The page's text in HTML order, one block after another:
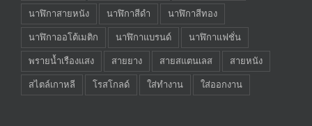
นาฬิกาสายหนัง
นาฬิกาสีดำ
นาฬิกาสีทอง
นาฬิกาออโต้เมติก
นาฬิกาแบรนด์
นาฬิกาแฟชั่น
พรายน้ำเรืองแสง
สายยาง สายสแตนเลส
สายหนัง
สไตล์เกาหลี
โรสโกลด์ ใส่ทำงาน ใส่ออกงาน